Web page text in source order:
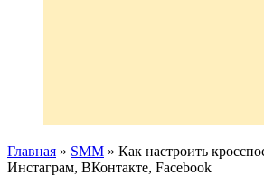
Главная » SMM » Как настроить
Инстаграм, ВКонтакте, Facebook